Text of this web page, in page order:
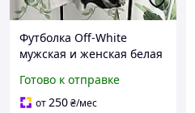
Футболка Off-White
мужская и женская белая
хлопок Португалия Офф
Вайт базовая
Готово к отправке
от250₴/мес